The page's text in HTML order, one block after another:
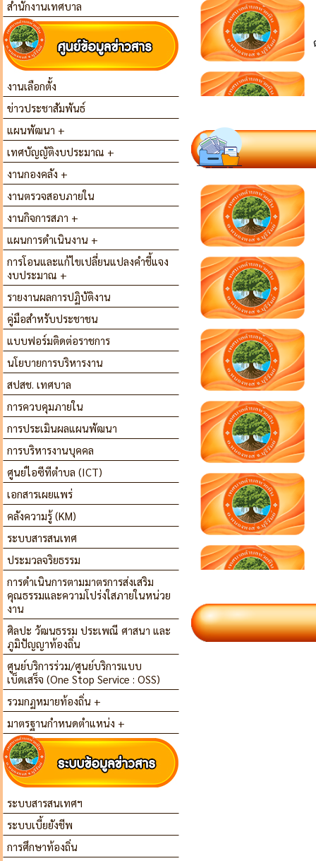
สำนักงานเทศบาล
งานเลือกตั้ง
ข่าวประชาสัมพันธ์
แผนพัฒนา +
เทศบัญญัติงบประมาณ +
งานกองคลัง +
งานตรวจสอบภายใน
งานกิจการสภา +
แผนการดำเนินงาน +
การโอนและแก้ไขเปลี่ยนแปลงคำชี้แจง
งบประมาณ +
รายงานผลการปฏิบัติงาน
คู่มือสำหรับประชาชน
แบบฟอร์มติดต่อราชการ
นโยบายการบริหารงาน
สปสช. เทศบาล
การควบคุมภายใน
การประเมินผลแผนพัฒนา
การบริหารงานบุคคล
ศูนย์ไอซีทีตำบล (ICT)
เอกสารเผยแพร่
คลังความรู้ (KM)
ระบบสารสนเทศ
ประมวลจริยธรรม
การดำเนินการตามมาตรการส่งเสริม
คุณธรรมและความโปร่งใสภายในหน่วย
งาน
ศิลปะ วัฒนธรรม ประเพณี ศาสนา และ
ภูมิปัญญาท้องถิ่น
ศูนย์บริการร่วม/ศูนย์บริการแบบ
เบ็ดเสร็จ (One Stop Service : OSS)
รวมกฏหมายท้องถิ่น +
มาตรฐานกำหนดตำแหน่ง +
ระบบสารสนเทศฯ
ระบบเบี้ยยังชีพ
การศึกษาท้องถิ่น